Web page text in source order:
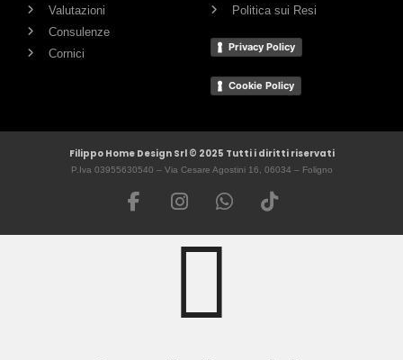
Valutazioni
Consulenze
Cornici
Politica sui Resi
Privacy Policy
Cookie Policy
Filippo Home Design Srl © 2025 Tutti i diritti riservati
P.Iva 03955630540 – Via Cesare Agostini 16, 06034 – Foligno